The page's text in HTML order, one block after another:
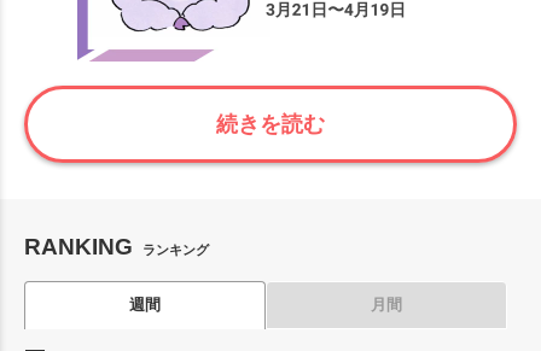
続きを読む
RANKING ランキング
週間 月間